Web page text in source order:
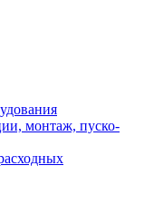
монтаж, пуско-